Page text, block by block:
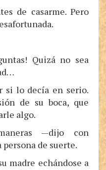
de casarme. Pero
Quizá no sea
si lo decía en serio.
de su boca, que
algo.
—dijo con
de suerte.
madre echándose a